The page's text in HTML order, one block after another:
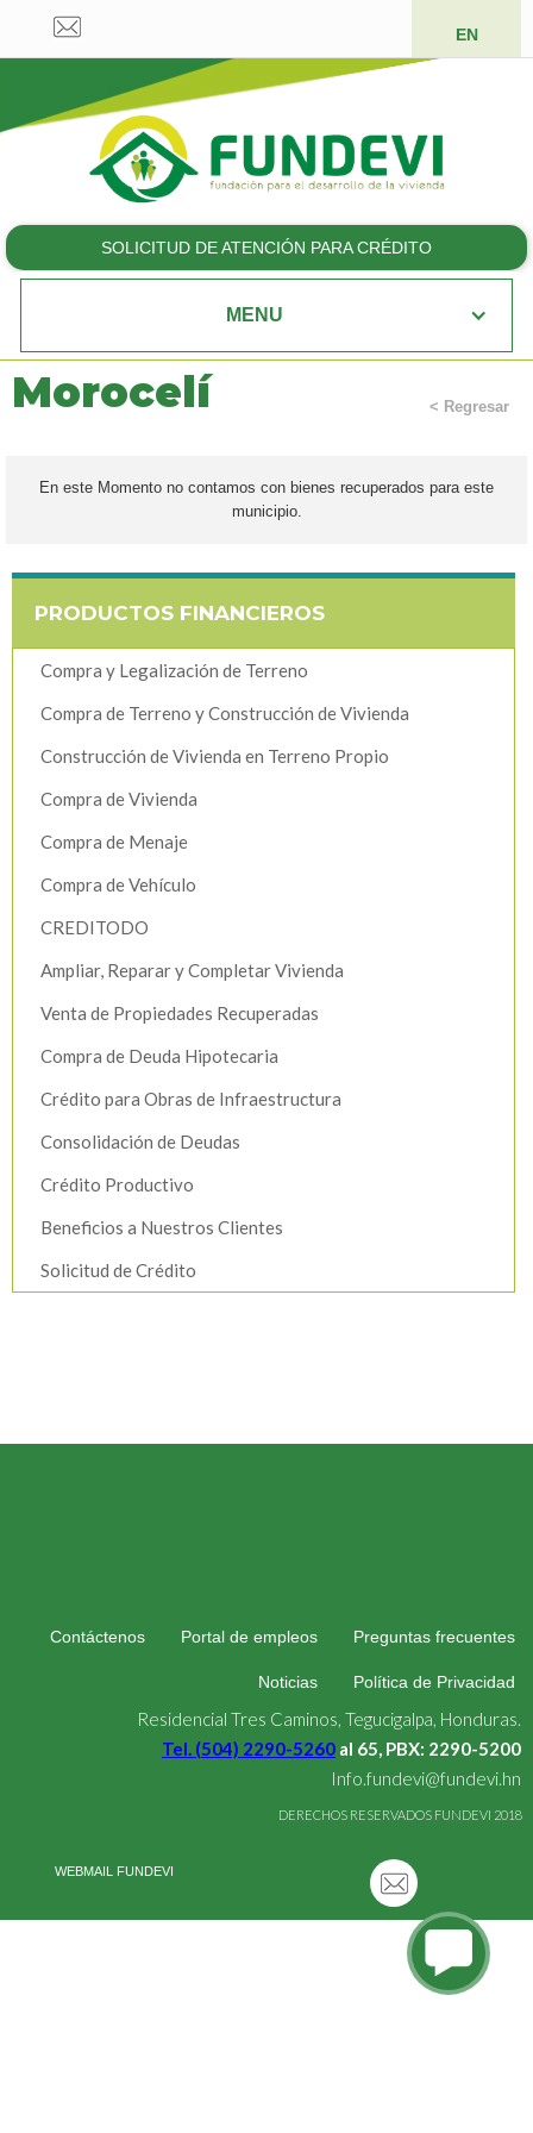
EN
SOLICITUD DE ATENCIÓN PARA CRÉDITO
MENU
Morocelí < Regresar
En este Momento no contamos con bienes recuperados para este
municipio.
PRODUCTOS FINANCIEROS
Compra y Legalización de Terreno
Compra de Terreno y Construcción de Vivienda
Construcción de Vivienda en Terreno Propio
Compra de Vivienda
Compra de Menaje
Compra de Vehículo
CREDITODO
Ampliar, Reparar y Completar Vivienda
Venta de Propiedades Recuperadas
Compra de Deuda Hipotecaria
Crédito para Obras de Infraestructura
Consolidación de Deudas
Crédito Productivo
Beneficios a Nuestros Clientes
Solicitud de Crédito
Contáctenos Portal de empleos Preguntas frecuentes
Noticias Política de Privacidad
Residencial Tres Caminos, Tegucigalpa, Honduras.
Tel. (504) 2290-5260 al 65, PBX: 2290-5200
Info.fundevi@fundevi.hn
DERECHOS RESERVADOS FUNDEVI 2018
WEBMAIL FUNDEVI